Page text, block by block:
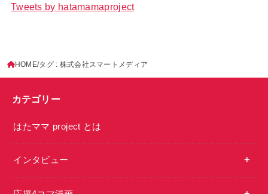
Tweets by hatamamaproject
HOME タグ : 株式会社スマートメディア
カテゴリー
はたママ project とは
インタビュー